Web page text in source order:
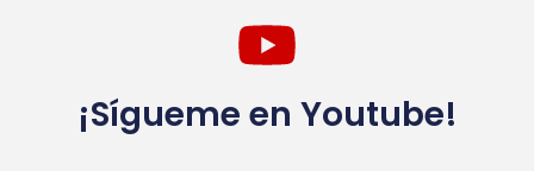
¡Sígueme en Youtube!